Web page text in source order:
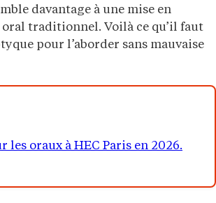
davantage à une mise en
oral traditionnel. Voilà ce qu’il faut
pour l’aborder sans mauvaise
les oraux à HEC Paris en 2026.